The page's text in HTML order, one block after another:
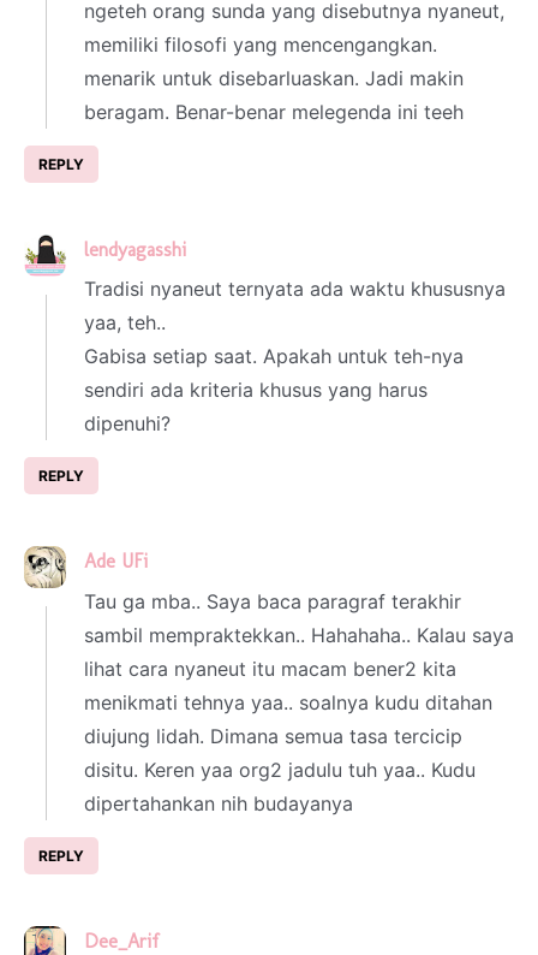
ngeteh orang sunda yang disebutnya nyaneut,
memiliki filosofi yang mencengangkan.
menarik untuk disebarluaskan. Jadi makin
beragam. Benar-benar melegenda ini teeh
REPLY
lendyagasshi
Tradisi nyaneut ternyata ada waktu khususnya
yaa, teh..
Gabisa setiap saat. Apakah untuk teh-nya
sendiri ada kriteria khusus yang harus
dipenuhi?
REPLY
Ade UFi
Tau ga mba.. Saya baca paragraf terakhir
sambil mempraktekkan.. Hahahaha.. Kalau saya
lihat cara nyaneut itu macam bener2 kita
menikmati tehnya yaa.. soalnya kudu ditahan
diujung lidah. Dimana semua tasa tercicip
disitu. Keren yaa org2 jadulu tuh yaa.. Kudu
dipertahankan nih budayanya
REPLY
Dee_Arif